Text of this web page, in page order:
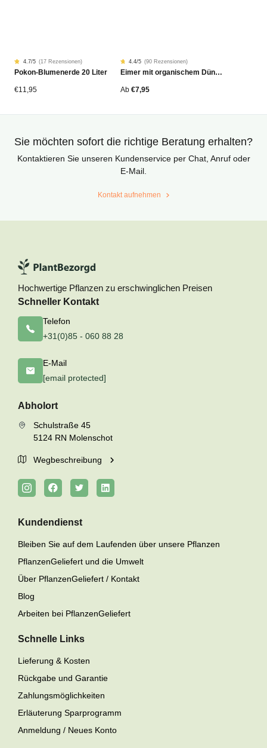
Rated
4.68
von
17
Kundenstimmen
4.7/5 (17 Rezensionen)
Pokon-Blumenerde 20 Liter
€11,95
Rated
4.42
von
90
Kundenstimmen
4.4/5 (90 Rezensionen)
Eimer mit organischem Dünger
Ab €7,95
Sie möchten sofort die richtige Beratung erhalten?
Kontaktieren Sie unseren Kundenservice per Chat, Anruf oder
E-Mail.
Kontakt aufnehmen
Hochwertige Pflanzen zu erschwinglichen Preisen
Schneller Kontakt
Telefon
+31(0)85 - 060 88 28
E-Mail
[email protected]
Abholort
Schulstraße 45
5124 RN Molenschot
Wegbeschreibung
Kundendienst
Bleiben Sie auf dem Laufenden über unsere Pflanzen
PflanzenGeliefert und die Umwelt
Über PflanzenGeliefert / Kontakt
Blog
Arbeiten bei PflanzenGeliefert
Schnelle Links
Lieferung & Kosten
Rückgabe und Garantie
Zahlungsmöglichkeiten
Erläuterung Sparprogramm
Anmeldung / Neues Konto